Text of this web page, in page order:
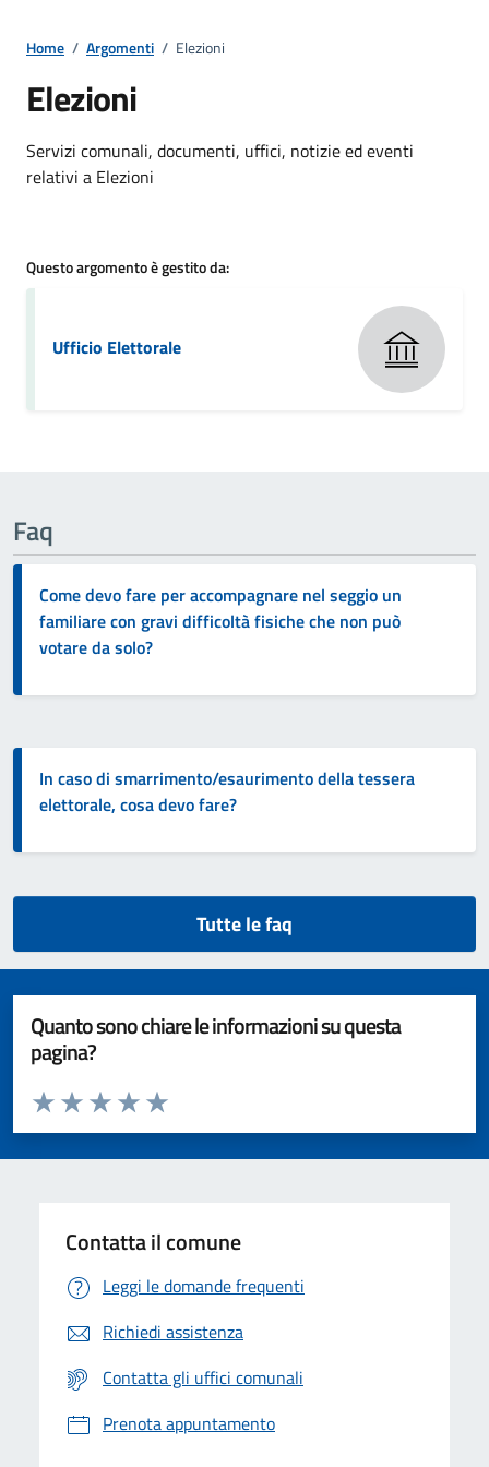
Home / Argomenti / Elezioni
Elezioni
Dettagli della notizia
Servizi comunali, documenti, uffici, notizie ed eventi
relativi a Elezioni
Questo argomento è gestito da:
Ufficio Elettorale
Faq
Come devo fare per accompagnare nel seggio un
familiare con gravi difficoltà fisiche che non può
votare da solo?
In caso di smarrimento/esaurimento della tessera
elettorale, cosa devo fare?
Tutte le faq
Quanto sono chiare le informazioni su questa
pagina?
Valuta da 1 a 5 stelle la pagina
Valuta 5 stelle su 5
Valuta 4 stelle su 5
Valuta 3 stelle su 5
Valuta 2 stelle su 5
Valuta 1 stelle su 5
Contatta il comune
Leggi le domande frequenti
Richiedi assistenza
Contatta gli uffici comunali
Prenota appuntamento